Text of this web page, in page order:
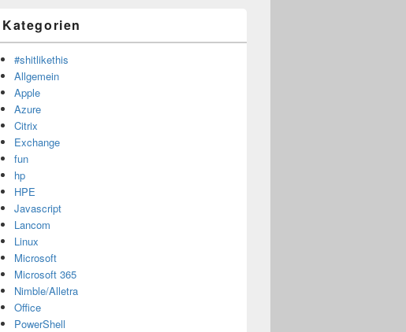
Kategorien
#shitlikethis
Allgemein
Apple
Azure
Citrix
Exchange
fun
hp
HPE
Javascript
Lancom
Linux
Microsoft
Microsoft 365
Nimble/Alletra
Office
PowerShell